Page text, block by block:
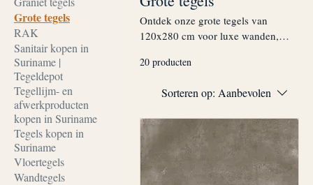
Grote tegels
RAK
Sanitair kopen in
Suriname |
Tegeldepot
Tegellijm- en
afwerkproducten
kopen in Suriname
Tegels kopen in
Suriname
Vloertegels
Wandtegels
Ontdek onze grote tegels van
120x280 cm voor luxe wanden,
moderne interieurprojecten. Het
voegen en een rustige, exclusieve
beschikbare kleuren, afwerkingen,
prijzen, transport en actuele
voorraad bij Tegeldepot Suriname in
Paramaribo.
20 producten
Sorteren op: Aanbevolen